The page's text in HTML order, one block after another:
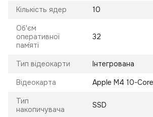
Кількість ядер 10
Об'єм
оперативної
пам`яті
32
Тип відеокарти Інтегрована
Відеокарта Apple M4 10-
Тип
накопичувача
SSD